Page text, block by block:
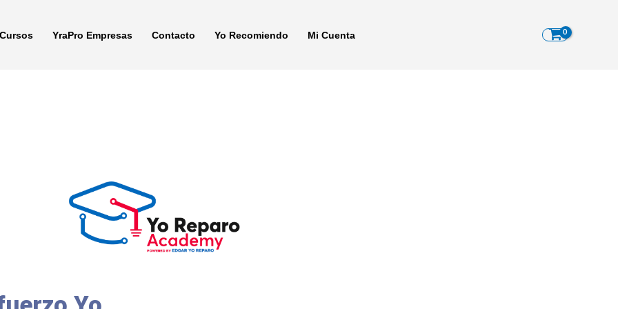
Cursos YraPro Empresas Contacto Yo Recomiendo Mi Cuenta